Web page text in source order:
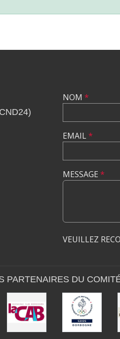
NOM *
EMAIL*
MESSAGE *
VEUILLEZ
PARTENAIRES DU